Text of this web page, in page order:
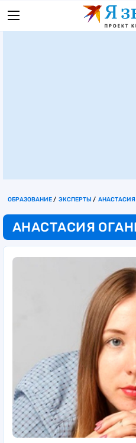
ОБРАЗОВАНИЕ ЭКСПЕРТЫ АНАСТАСИЯ
АНАСТАСИЯ